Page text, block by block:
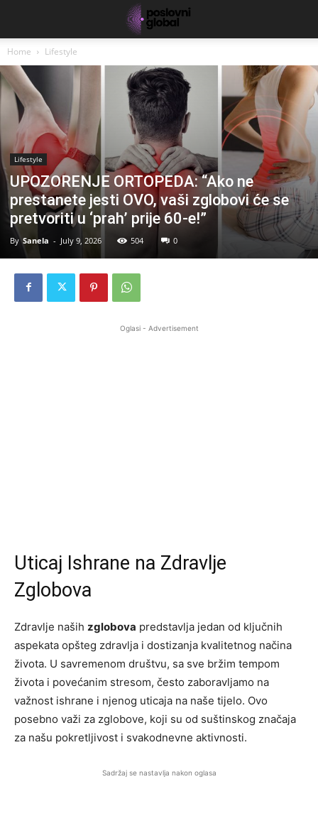
Home Lifestyle
Lifestyle
UPOZORENJE ORTOPEDA: “Ako ne
prestanete jesti OVO, vaši zglobovi će se
pretvoriti u ‘prah’ prije 60-e!”
By Sanela - July 9, 2026 504 0
Oglasi - Advertisement
Uticaj Ishrane na Zdravlje
Zglobova
Zdravlje naših zglobova predstavlja jedan od ključnih
aspekata opšteg zdravlja i dostizanja kvalitetnog načina
života. U savremenom društvu, sa sve bržim tempom
života i povećanim stresom, često zaboravljamo na
važnost ishrane i njenog uticaja na naše tijelo. Ovo
posebno važi za zglobove, koji su od suštinskog značaja
za našu pokretljivost i svakodnevne aktivnosti.
Sadržaj se nastavlja nakon oglasa